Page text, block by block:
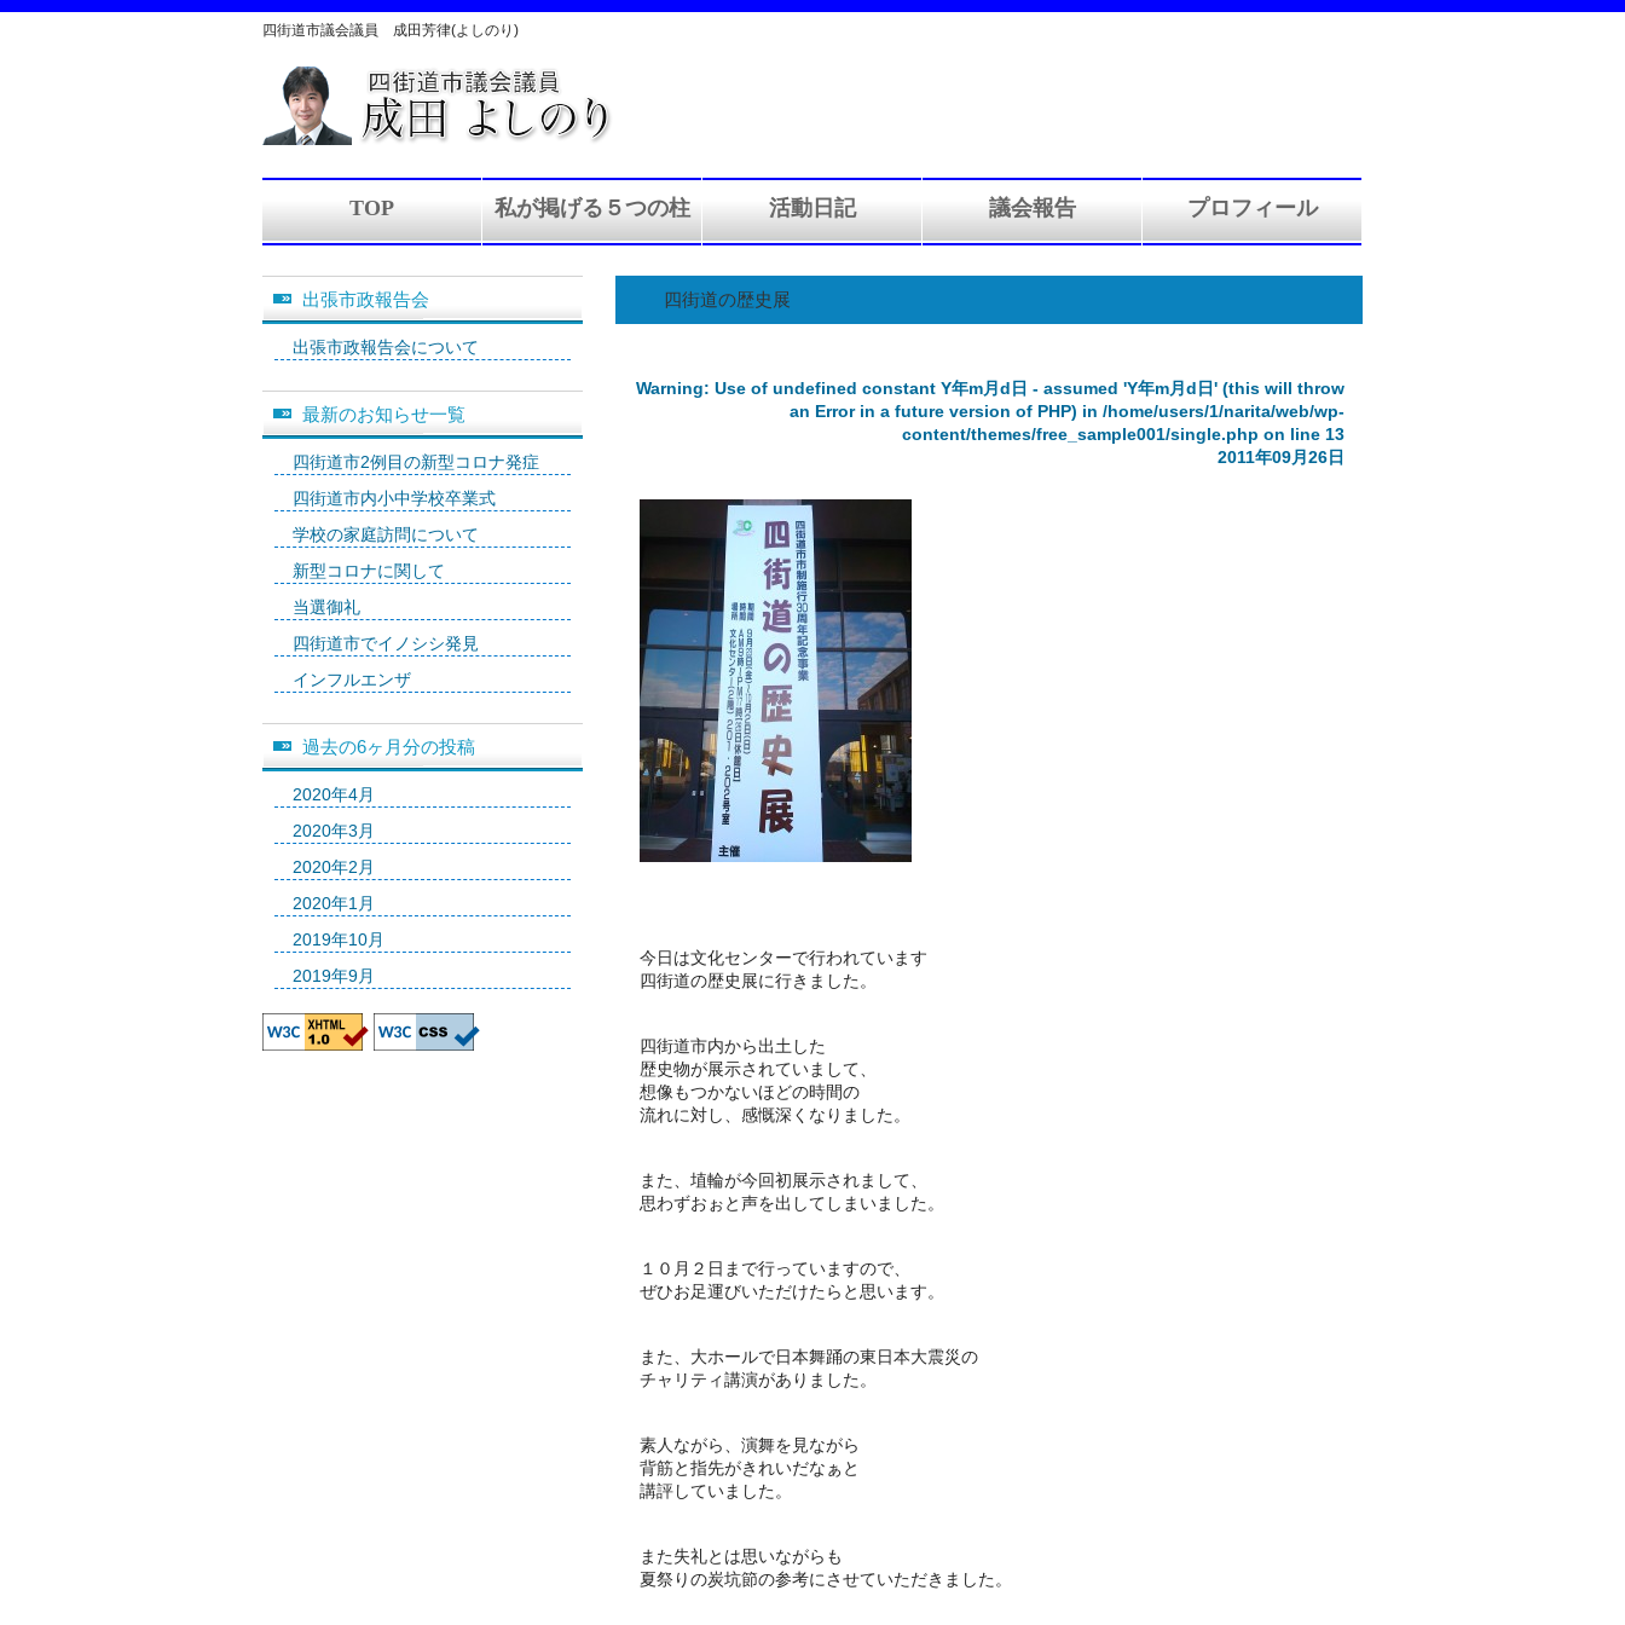
四街道市議会議員 成田芳律(よしのり)
TOP 私が掲げる５つの柱 活動日記 議会報告 プロフィール
四街道の歴史展
Warning: Use of undefined constant Y年m月d日 - assumed 'Y年m月d日' (this will throw
an Error in a future version of PHP) in /home/users/1/narita/web/wp-
content/themes/free_sample001/single.php on line 13
2011年09月26日
今日は文化センターで行われています
四街道の歴史展に行きました。
四街道市内から出土した
歴史物が展示されていまして、
想像もつかないほどの時間の
流れに対し、感慨深くなりました。
また、埴輪が今回初展示されまして、
思わずおぉと声を出してしまいました。
１０月２日まで行っていますので、
ぜひお足運びいただけたらと思います。
また、大ホールで日本舞踊の東日本大震災の
チャリティ講演がありました。
素人ながら、演舞を見ながら
背筋と指先がきれいだなぁと
講評していました。
また失礼とは思いながらも
夏祭りの炭坑節の参考にさせていただきました。
出張市政報告会
出張市政報告会について
最新のお知らせ一覧
四街道市2例目の新型コロナ発症
四街道市内小中学校卒業式
学校の家庭訪問について
新型コロナに関して
当選御礼
四街道市でイノシシ発見
インフルエンザ
過去の6ヶ月分の投稿
2020年4月
2020年3月
2020年2月
2020年1月
2019年10月
2019年9月